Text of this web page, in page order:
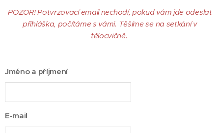
POZOR! Potvrzovací email nechodí, pokud vám jde odeslat
přihláška, počítáme s vámi. Těšíme se na setkání v
tělocvičně.
Jméno a příjmení
E-mail